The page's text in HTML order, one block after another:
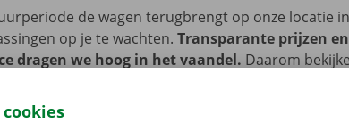
de wagen terugbrengt op onze locatie
op je te wachten. Transparante prijzen
dragen we hoog in het vaandel. Daarom
binnen heel Europa. Zo geraak je altijd veilig thuis.